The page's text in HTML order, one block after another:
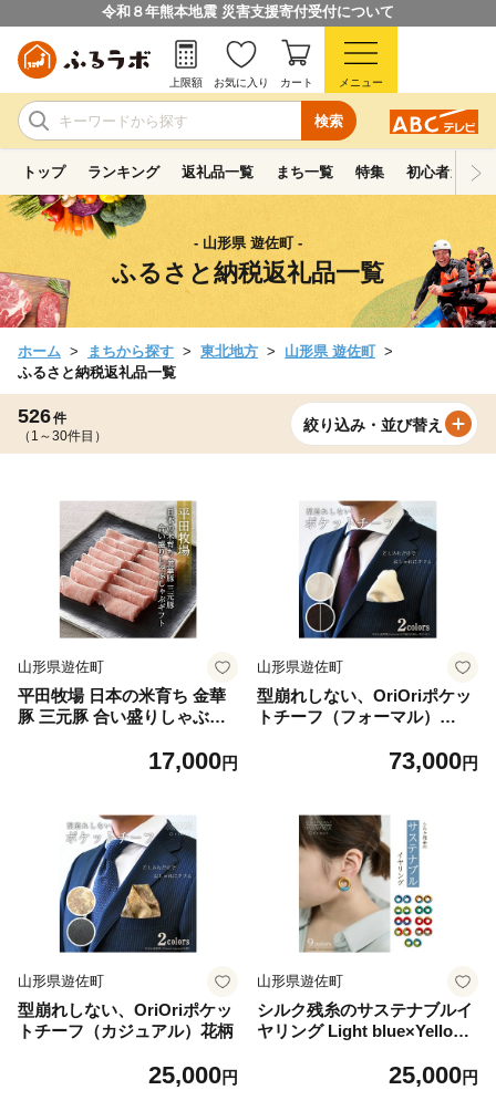
令和８年熊本地震 災害支援寄付受付について
検索
上限額 お気に入り カート メニュー
トップ ランキング 返礼品一覧 まち一覧 特集 初心者ガイド
- 山形県 遊佐町 -
ふるさと納税返礼品一覧
ホーム まちから探す 東北地方
山形県 遊佐町
ふるさと納税返礼品一覧
526件
（1～30件目）
絞り込み・並び替え
山形県遊佐町
平田牧場 日本の米育ち 金華
豚 三元豚 合い盛りしゃぶし
イス200g 三元豚ローススラ
み昆布 冷凍便 ※離島発送不
可 平牧 ひらぼく ロース バラ
豚バラ しゃぶしゃぶ 豚肉
17,000円
山形県遊佐町
型崩れしない、OriOriポケッ
トチーフ（フォーマル）
73,000円
山形県遊佐町
型崩れしない、OriOriポケッ
トチーフ（カジュアル）花柄
25,000円
山形県遊佐町
シルク残糸のサステナブルイ
ヤリング Light blue×Yellow
25,000円